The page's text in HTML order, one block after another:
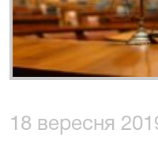
18 вересня